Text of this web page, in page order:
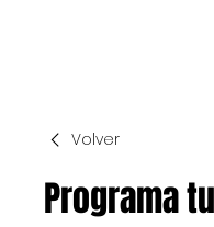
Volver
Programa